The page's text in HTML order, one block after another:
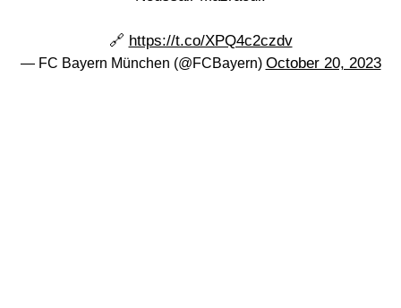
🔗 https://t.co/XPQ4c2czdv
— FC Bayern München (@FCBayern) October 20, 2023